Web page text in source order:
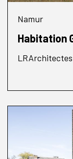
Namur
Habitation